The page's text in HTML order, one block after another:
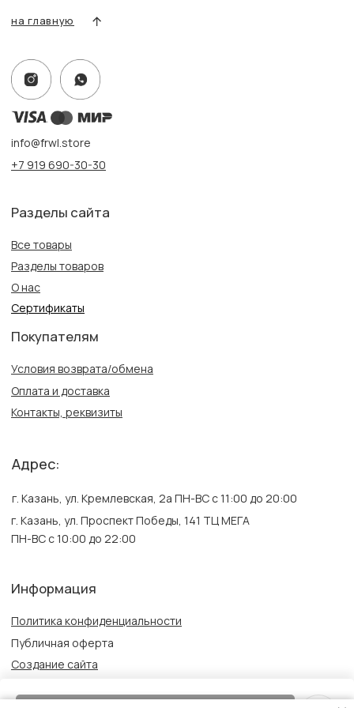
Информация
Политика конфиденциальности
Создание сайта
Адрес:
г. Казань, ул. Проспект Победы, 141 ТЦ МЕГА
ПН-ВС с 10:00 до 22:00